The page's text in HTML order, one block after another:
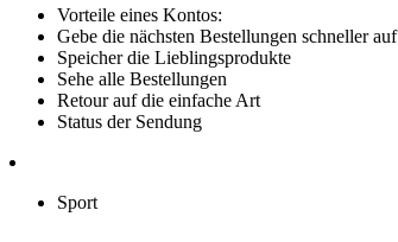
Vorteile eines Kontos:
Gebe die nächsten Bestellungen schneller auf
Speicher die Lieblingsprodukte
Sehe alle Bestellungen
Retour auf die einfache Art
Status der Sendung
Sport